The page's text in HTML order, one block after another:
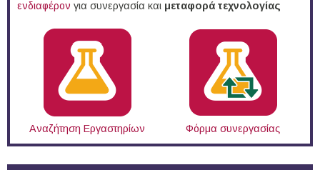
ενδιαφέρον για συνεργασία και μεταφορά τεχνολογίας
Αναζήτηση Εργαστηρίων Φόρμα συνεργασίας